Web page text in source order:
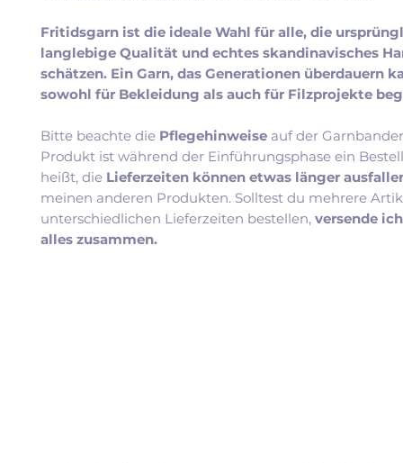
Fritidsgarn ist die ideale Wahl für alle, die
langlebige Qualität und echtes skandinavisches
schätzen. Ein Garn, das Generationen überdauern
sowohl für Bekleidung als auch für Filzprojekte
Bitte beachte die Pflegehinweise auf der
Produkt ist während der Einführungsphase ein
heißt, die Lieferzeiten können etwas länger
meinen anderen Produkten. Solltest du mehrere
unterschiedlichen Lieferzeiten bestellen, versende
alles zusammen.